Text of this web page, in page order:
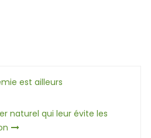
est ailleurs
naturel qui leur évite les